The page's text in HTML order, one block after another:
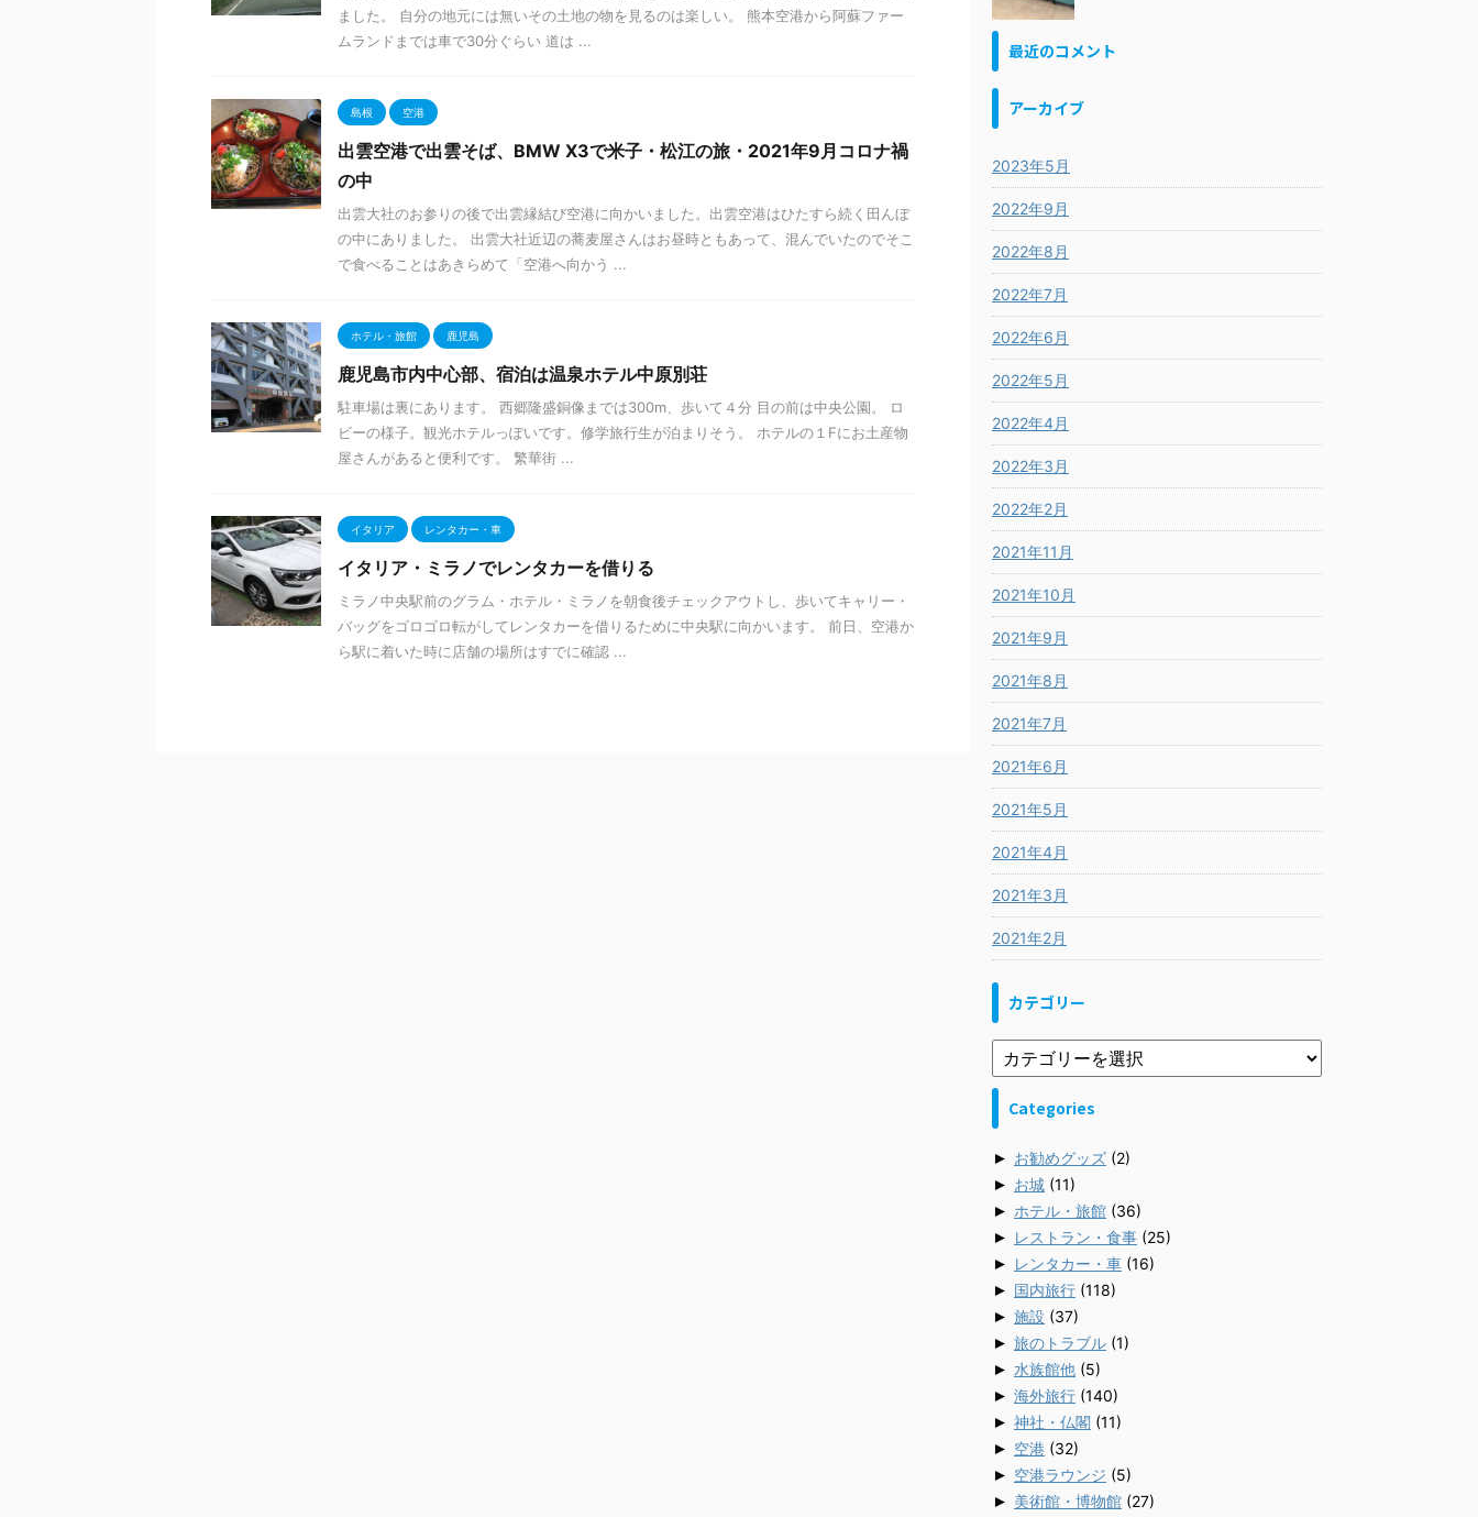
ました。 自分の地元には無いその土地の物を見るのは楽しい。 熊本空港から阿蘇ファー
ムランドまでは車で30分ぐらい 道は ...
島根 空港
出雲空港で出雲そば、BMW X3で米子・松江の旅・2021年9月コロナ禍
の中
出雲大社のお参りの後で出雲縁結び空港に向かいました。出雲空港はひたすら続く田んぼ
の中にありました。 出雲大社近辺の蕎麦屋さんはお昼時ともあって、混んでいたのでそこ
で食べることはあきらめて「空港へ向かう ...
ホテル・旅館 鹿児島
鹿児島市内中心部、宿泊は温泉ホテル中原別荘
駐車場は裏にあります。 西郷隆盛銅像までは300m、歩いて４分 目の前は中央公園。 ロ
ビーの様子。観光ホテルっぽいです。修学旅行生が泊まりそう。 ホテルの１Fにお土産物
屋さんがあると便利です。 繁華街 ...
イタリア レンタカー・車
イタリア・ミラノでレンタカーを借りる
ミラノ中央駅前のグラム・ホテル・ミラノを朝食後チェックアウトし、歩いてキャリー・
バッグをゴロゴロ転がしてレンタカーを借りるために中央駅に向かいます。 前日、空港か
ら駅に着いた時に店舗の場所はすでに確認 ...
最近のコメント
アーカイブ
2023年5月
2022年9月
2022年8月
2022年7月
2022年6月
2022年5月
2022年4月
2022年3月
2022年2月
2021年11月
2021年10月
2021年9月
2021年8月
2021年7月
2021年6月
2021年5月
2021年4月
2021年3月
2021年2月
カテゴリー
Categories
► お勧めグッズ (2)
► お城 (11)
► ホテル・旅館 (36)
► レストラン・食事 (25)
► レンタカー・車 (16)
► 国内旅行 (118)
► 施設 (37)
► 旅のトラブル (1)
► 水族館他 (5)
► 海外旅行 (140)
► 神社・仏閣 (11)
► 空港 (32)
► 空港ラウンジ (5)
► 美術館・博物館 (27)